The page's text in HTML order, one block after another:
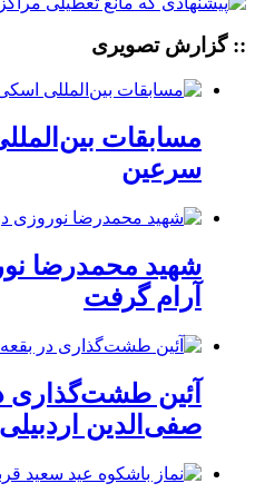
:: گزارش تصویری
مسابقات
سرعین
شهید محمدرضا
آرام گرفت
آئین طشت‌گذاری
صفی‌الدین اردبیلی